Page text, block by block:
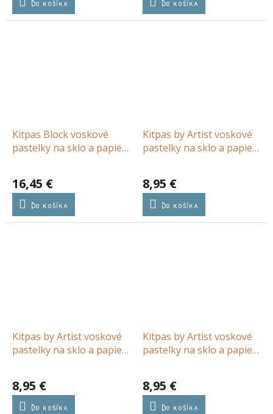
Do košíka Do košíka
Kitpas Block voskové
pastelky na sklo a papier
16,45 €
Do košíka
Kitpas by Artist voskové
pastelky na sklo a papier
8,95 €
Do košíka
Kitpas by Artist voskové
pastelky na sklo a papier
8,95 €
Do košíka
Kitpas by Artist voskové
pastelky na sklo a papier
8,95 €
Do košíka